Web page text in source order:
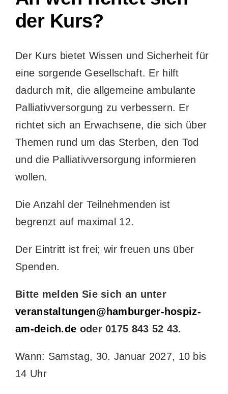
der Kurs?
Der Kurs bietet Wissen und Sicherheit für
eine sorgende Gesellschaft. Er hilft
dadurch mit, die allgemeine ambulante
Palliativversorgung zu verbessern. Er
richtet sich an Erwachsene, die sich über
Themen rund um das Sterben, den Tod
und die Palliativversorgung informieren
wollen.
Die Anzahl der Teilnehmenden ist
begrenzt auf maximal 12.
Der Eintritt ist frei; wir freuen uns über
Spenden.
Bitte melden Sie sich an unter
veranstaltungen@hamburger-hospiz-
am-deich.de oder 0175 843 52 43.
Wann: Samstag, 30. Januar 2027, 10 bis
14 Uhr